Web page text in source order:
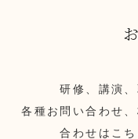
研修、講演
各種お問い合わせ
合わせはこ